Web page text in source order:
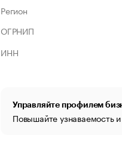
Регион
ОГРНИП
ИНН
Управляйте профилем
Повышайте узнаваемость